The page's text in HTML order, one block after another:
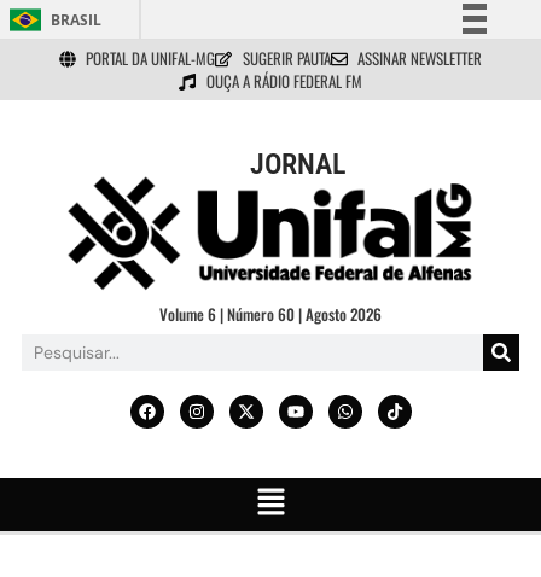
BRASIL
Simplifique!
Comunica BR
Acesso à informação
Legislação
Canais
PORTAL DA UNIFAL-MG SUGERIR PAUTA
ASSINAR NEWSLETTER
OUÇA A RÁDIO FEDERAL FM
JORNAL
Volume 6 | Número 60 | Agosto 2026